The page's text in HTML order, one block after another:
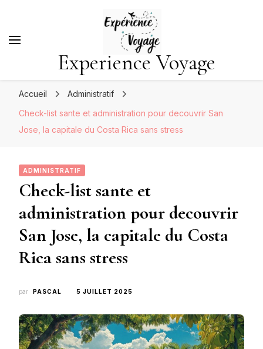
Experience Voyage
Accueil
Administratif
Check-list sante et administration pour decouvrir San
Jose, la capitale du Costa Rica sans stress
ADMINISTRATIF
Check-list sante et
administration pour decouvrir
San Jose, la capitale du Costa
Rica sans stress
par PASCAL 5 JUILLET 2025